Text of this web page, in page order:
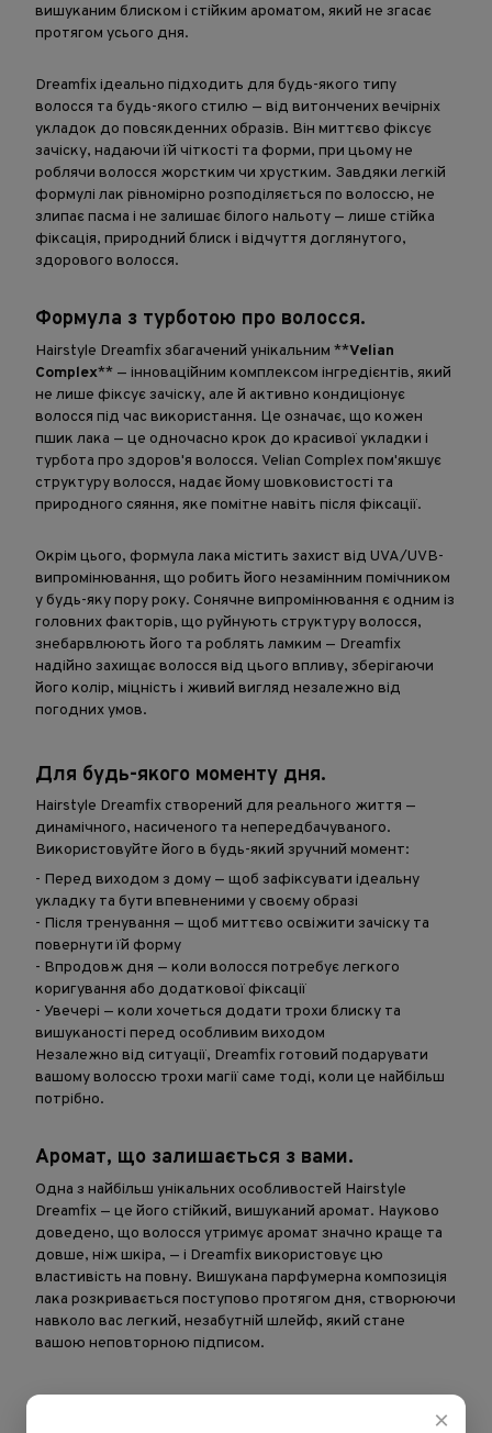
вишуканим блиском і стійким ароматом, який не згасає
протягом усього дня.
Dreamfix ідеально підходить для будь-якого типу
волосся та будь-якого стилю — від витончених вечірніх
укладок до повсякденних образів. Він миттєво фіксує
зачіску, надаючи їй чіткості та форми, при цьому не
роблячи волосся жорстким чи хрустким. Завдяки легкій
формулі лак рівномірно розподіляється по волоссю, не
злипає пасма і не залишає білого нальоту — лише стійка
фіксація, природний блиск і відчуття доглянутого,
здорового волосся.
Формула з турботою про волосся.
Hairstyle Dreamfix збагачений унікальним **Velian
Complex** — інноваційним комплексом інгредієнтів, який
не лише фіксує зачіску, але й активно кондиціонує
волосся під час використання. Це означає, що кожен
пшик лака — це одночасно крок до красивої укладки і
турбота про здоров'я волосся. Velian Complex пом'якшує
структуру волосся, надає йому шовковистості та
природного сяяння, яке помітне навіть після фіксації.
Окрім цього, формула лака містить захист від UVA/UVB-
випромінювання, що робить його незамінним помічником
у будь-яку пору року. Сонячне випромінювання є одним із
головних факторів, що руйнують структуру волосся,
знебарвлюють його та роблять ламким — Dreamfix
надійно захищає волосся від цього впливу, зберігаючи
його колір, міцність і живий вигляд незалежно від
погодних умов.
Для будь-якого моменту дня.
Hairstyle Dreamfix створений для реального життя —
динамічного, насиченого та непередбачуваного.
Використовуйте його в будь-який зручний момент:
- Перед виходом з дому — щоб зафіксувати ідеальну
укладку та бути впевненими у своєму образі
- Після тренування — щоб миттєво освіжити зачіску та
повернути їй форму
- Впродовж дня — коли волосся потребує легкого
коригування або додаткової фіксації
- Увечері — коли хочеться додати трохи блиску та
вишуканості перед особливим виходом
Незалежно від ситуації, Dreamfix готовий подарувати
вашому волоссю трохи магії саме тоді, коли це найбільш
потрібно.
Аромат, що залишається з вами.
Одна з найбільш унікальних особливостей Hairstyle
Dreamfix — це його стійкий, вишуканий аромат. Науково
доведено, що волосся утримує аромат значно краще та
довше, ніж шкіра, — і Dreamfix використовує цю
властивість на повну. Вишукана парфумерна композиція
лака розкривається поступово протягом дня, створюючи
навколо вас легкий, незабутній шлейф, який стане
вашою неповторною підписом.
АКРИЛАТІВ, ТРИСИЛОКСАН, ВОДА (AQUA/EAU), ЕКСТРАКТ КВІТІВ/×